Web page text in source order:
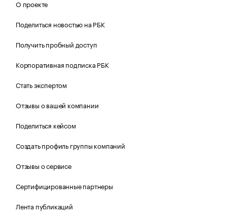
О проекте
Поделиться новостью на РБК
Получить пробный доступ
Корпоративная подписка РБК
Стать экспертом
Отзывы о вашей компании
Поделиться кейсом
Создать профиль группы компаний
Отзывы о сервисе
Сертифицированные партнеры
Лента публикаций